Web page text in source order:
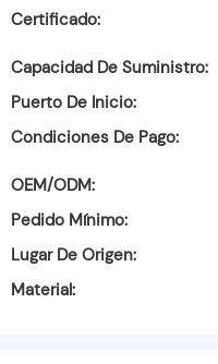
Certificado:
Capacidad De Suministro:
Puerto De Inicio:
Condiciones De Pago:
OEM/ODM:
Pedido Mínimo:
Lugar De Origen:
Material: